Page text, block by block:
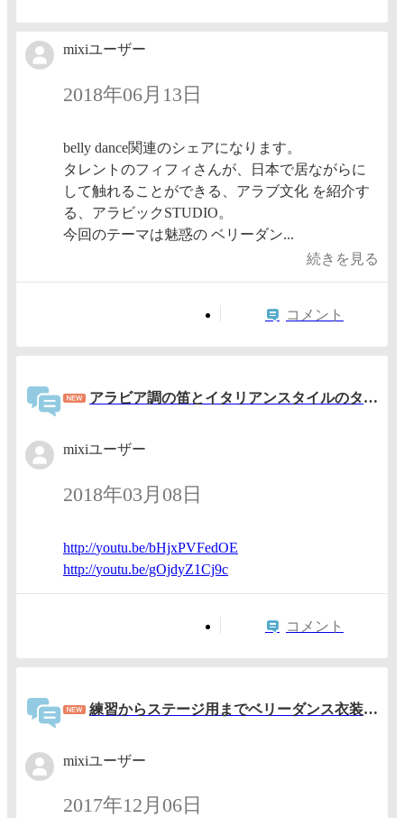
mixiユーザー
2018年06月13日
belly dance関連のシェアになります。
タレントのフィフィさんが、日本で居ながらに
して触れることができる、アラブ文化 を紹介す
る、アラビックSTUDIO。
今回のテーマは魅惑の ベリーダン...
続きを見る
コメント
アラビア調の笛とイタリアンスタイルのタンバリンの演奏です！
mixiユーザー
2018年03月08日
http://youtu.be/bHjxPVFedOE
http://youtu.be/gOjdyZ1Cj9c
コメント
練習からステージ用までベリーダンス衣装が超お買い得です！
mixiユーザー
2017年12月06日